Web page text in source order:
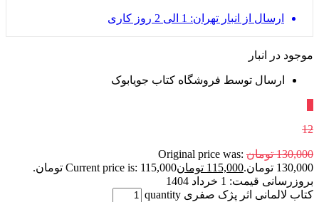
ارسال از انبار تهران: 1 الی 2 روز کاری
موجود در انبار
ارسال توسط فروشگاه کتاب جویابوک
12
130,000 تومان Original price was:
130,000 تومان.
115,000 تومانCurrent price is: 115,000 تومان.
بروزرسانی قیمت: 1 خرداد 1404
کتاب لالمانی اثر پژک صفری quantity